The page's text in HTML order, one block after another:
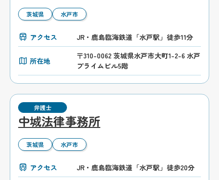
茨城県 水戸市
アクセス JR・鹿島臨海鉄道「水戸駅」徒歩11分
所在地
〒310-0062 茨城県水戸市大町1-2-6 水戸
プライムビル5階
弁護士
中城法律事務所
茨城県 水戸市
アクセス JR・鹿島臨海鉄道「水戸駅」徒歩20分